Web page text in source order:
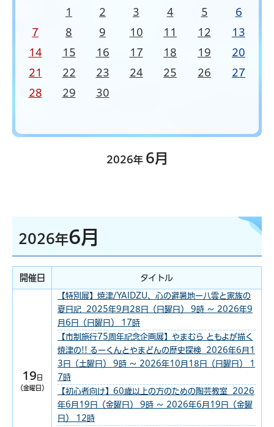
1 2 3 4 5 6
7 8 9 10 11 12 13
14 15 16 17 18 19 20
21 22 23 24 25 26 27
28 29 30
2026年 6月
2026年6月
開催日 タイトル
19 日
（金曜日）
【特別展】焼津/YAIDZU、心の避暑地ー八雲と家族の
夏日記 2025年9月28日（日曜日） 9時 ～ 2026年9
月6日（日曜日） 17時
【市制施行75周年記念企画展】やまむら ともよが描く
焼津の!! るーくんとやまどんの歴史探検 2026年6月1
3日（土曜日） 9時 ～ 2026年10月18日（日曜日） 1
7時
【初心者向け】60歳以上の方のための陶芸教室 2026
年6月19日（金曜日） 9時 ～ 2026年6月19日（金曜
日） 12時